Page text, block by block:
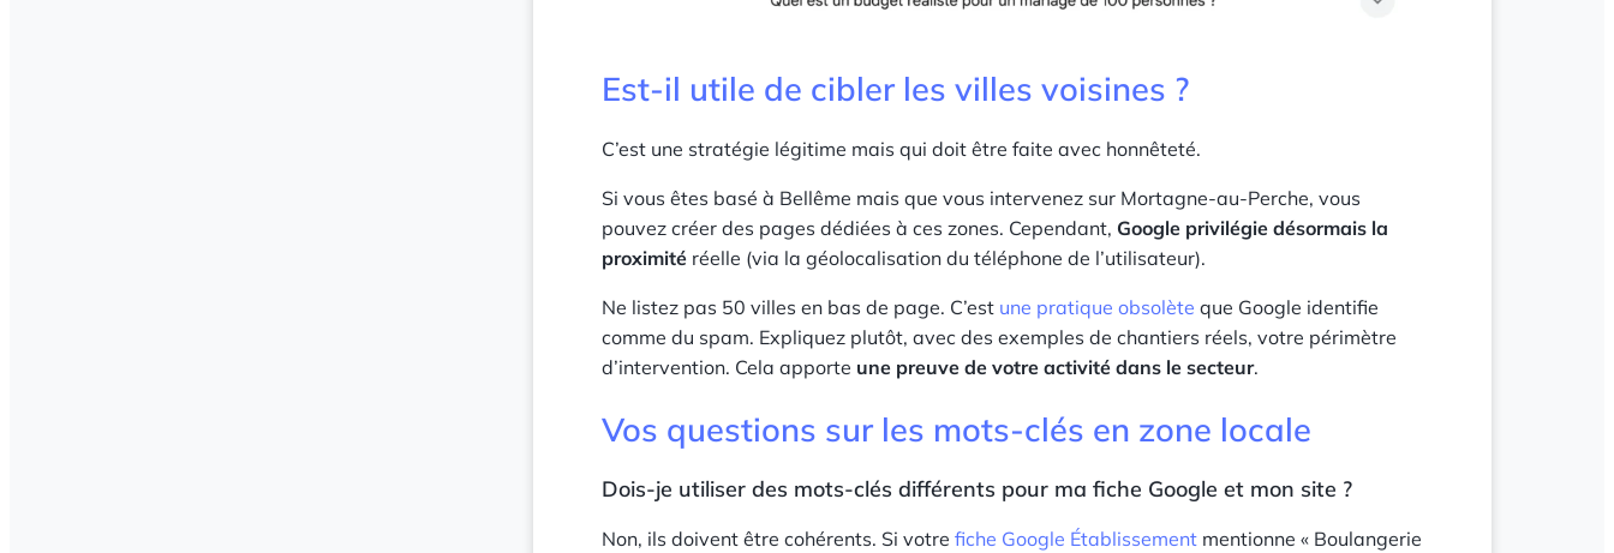
Est-il utile de cibler les villes voisines ?
C’est une stratégie légitime mais qui doit être faite avec honnêteté.
Si vous êtes basé à Bellême mais que vous intervenez sur Mortagne-au-Perche, vous
pouvez créer des pages dédiées à ces zones. Cependant, Google privilégie désormais la
proximité réelle (via la géolocalisation du téléphone de l’utilisateur).
Ne listez pas 50 villes en bas de page. C’est une pratique obsolète que Google identifie
comme du spam. Expliquez plutôt, avec des exemples de chantiers réels, votre périmètre
d’intervention. Cela apporte une preuve de votre activité dans le secteur.
Vos questions sur les mots-clés en zone locale
Dois-je utiliser des mots-clés différents pour ma fiche Google et mon site ?
Non, ils doivent être cohérents. Si votre fiche Google Établissement mentionne « Boulangerie